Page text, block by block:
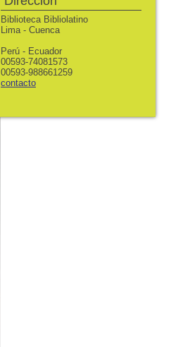
Biblioteca Bibliolatino
Lima - Cuenca
Perú - Ecuador
00593-74081573
00593-988661259
contacto